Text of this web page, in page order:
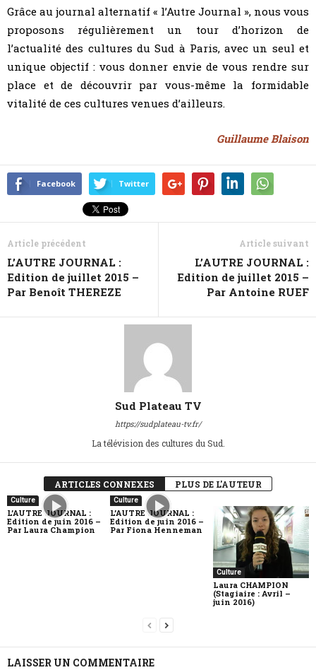
Grâce au journal alternatif « l’Autre Journal », nous vous
proposons régulièrement un tour d’horizon de
l’actualité des cultures du Sud à Paris, avec un seul et
unique objectif : vous donner envie de vous rendre sur
place et de découvrir par vous-même la formidable
vitalité de ces cultures venues d’ailleurs.
Guillaume Blaison
Facebook Twitter
Article précédent
L’AUTRE JOURNAL :
Edition de juillet 2015 –
Par Benoît THEREZE
Article suivant
L’AUTRE JOURNAL :
Edition de juillet 2015 –
Par Antoine RUEF
Sud Plateau TV
https://sudplateau-tv.fr/
La télévision des cultures du Sud.
ARTICLES CONNEXES PLUS DE L'AUTEUR
Culture
L’AUTRE JOURNAL :
Edition de juin 2016 –
Par Laura Champion
Culture
L’AUTRE JOURNAL :
Edition de juin 2016 –
Par Fiona Henneman
Culture
Laura CHAMPION
(Stagiaire : Avril –
juin 2016)
LAISSER UN COMMENTAIRE